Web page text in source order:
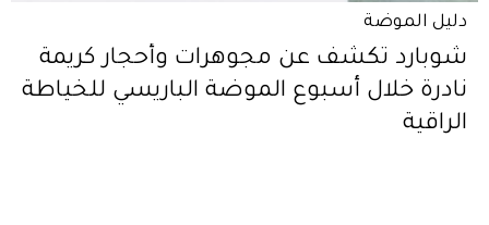
دليل الموضة
شوبارد تكشف عن مجوهرات وأحجار كريمة
نادرة خلال أسبوع الموضة الباريسي للخياطة
الراقية